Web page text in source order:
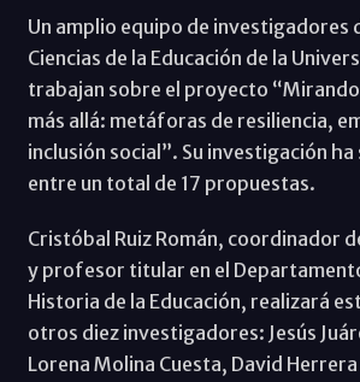
Un amplio equipo de investigadores
Ciencias de la Educación de la
trabajan sobre el proyecto
más allá: metáforas de resiliencia,
inclusión social”. Su investigación
entre un total de 17 propuestas.
Cristóbal Ruiz Román, coordinador
y profesor titular en el
Historia de la Educación, realizará
otros diez investigadores: Jesús
Lorena Molina Cuesta, David